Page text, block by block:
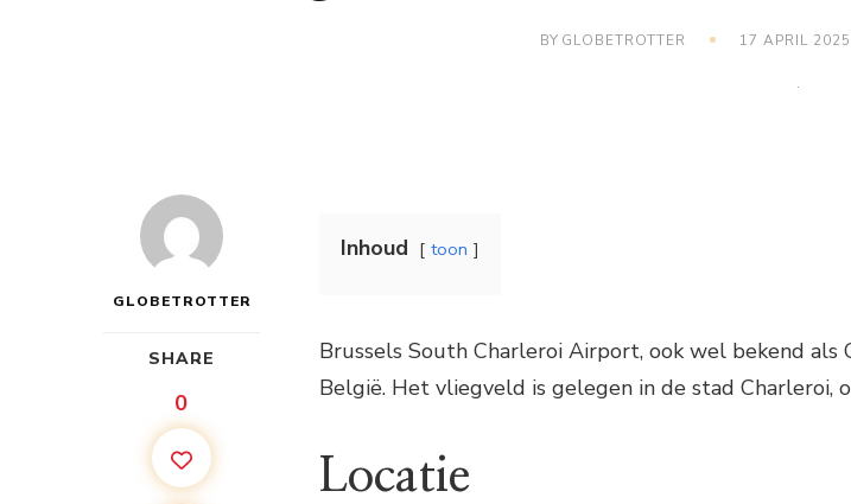
BY GLOBETROTTER 17 APRIL 2025
GLOBETROTTER
SHARE
0
Inhoud toon
Brussels South Charleroi Airport, ook wel bekend
België. Het vliegveld is gelegen in de stad Charleroi,
Locatie